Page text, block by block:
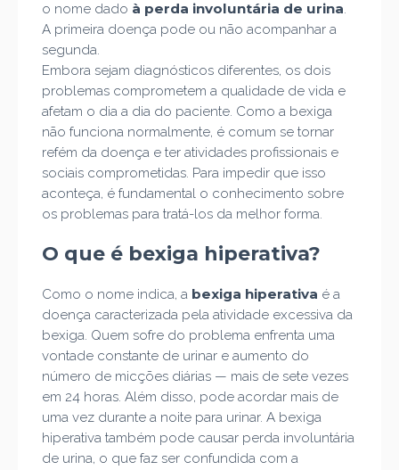
o nome dado à perda involuntária de urina.
A primeira doença pode ou não acompanhar a
segunda.
Embora sejam diagnósticos diferentes, os dois
problemas comprometem a qualidade de vida e
afetam o dia a dia do paciente. Como a bexiga
não funciona normalmente, é comum se tornar
refém da doença e ter atividades profissionais e
sociais comprometidas. Para impedir que isso
aconteça, é fundamental o conhecimento sobre
os problemas para tratá-los da melhor forma.
O que é bexiga hiperativa?
Como o nome indica, a bexiga hiperativa é a
doença caracterizada pela atividade excessiva da
bexiga. Quem sofre do problema enfrenta uma
vontade constante de urinar e aumento do
número de micções diárias — mais de sete vezes
em 24 horas. Além disso, pode acordar mais de
uma vez durante a noite para urinar. A bexiga
hiperativa também pode causar perda involuntária
de urina, o que faz ser confundida com a